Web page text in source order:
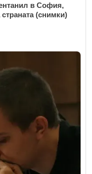
в София,
(снимки)